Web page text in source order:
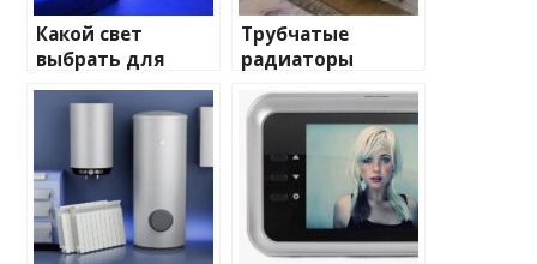
Какой свет
выбрать для
домашнего
освещения
Трубчатые
радиаторы
и характеристики